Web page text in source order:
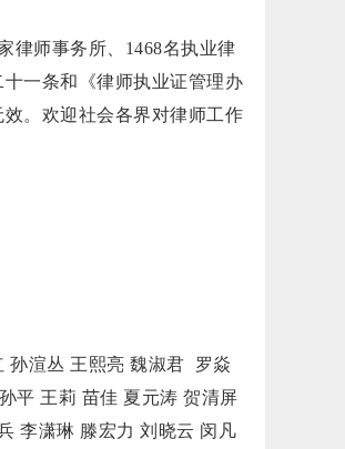
师事务所、1468名执业律
一条和《律师执业证管理办
。欢迎社会各界对律师工作
渲丛 王熙亮 魏淑君 罗焱
平 王莉 苗佳 夏元涛 贺清屏
李潇琳 滕宏力 刘晓云 闵凡